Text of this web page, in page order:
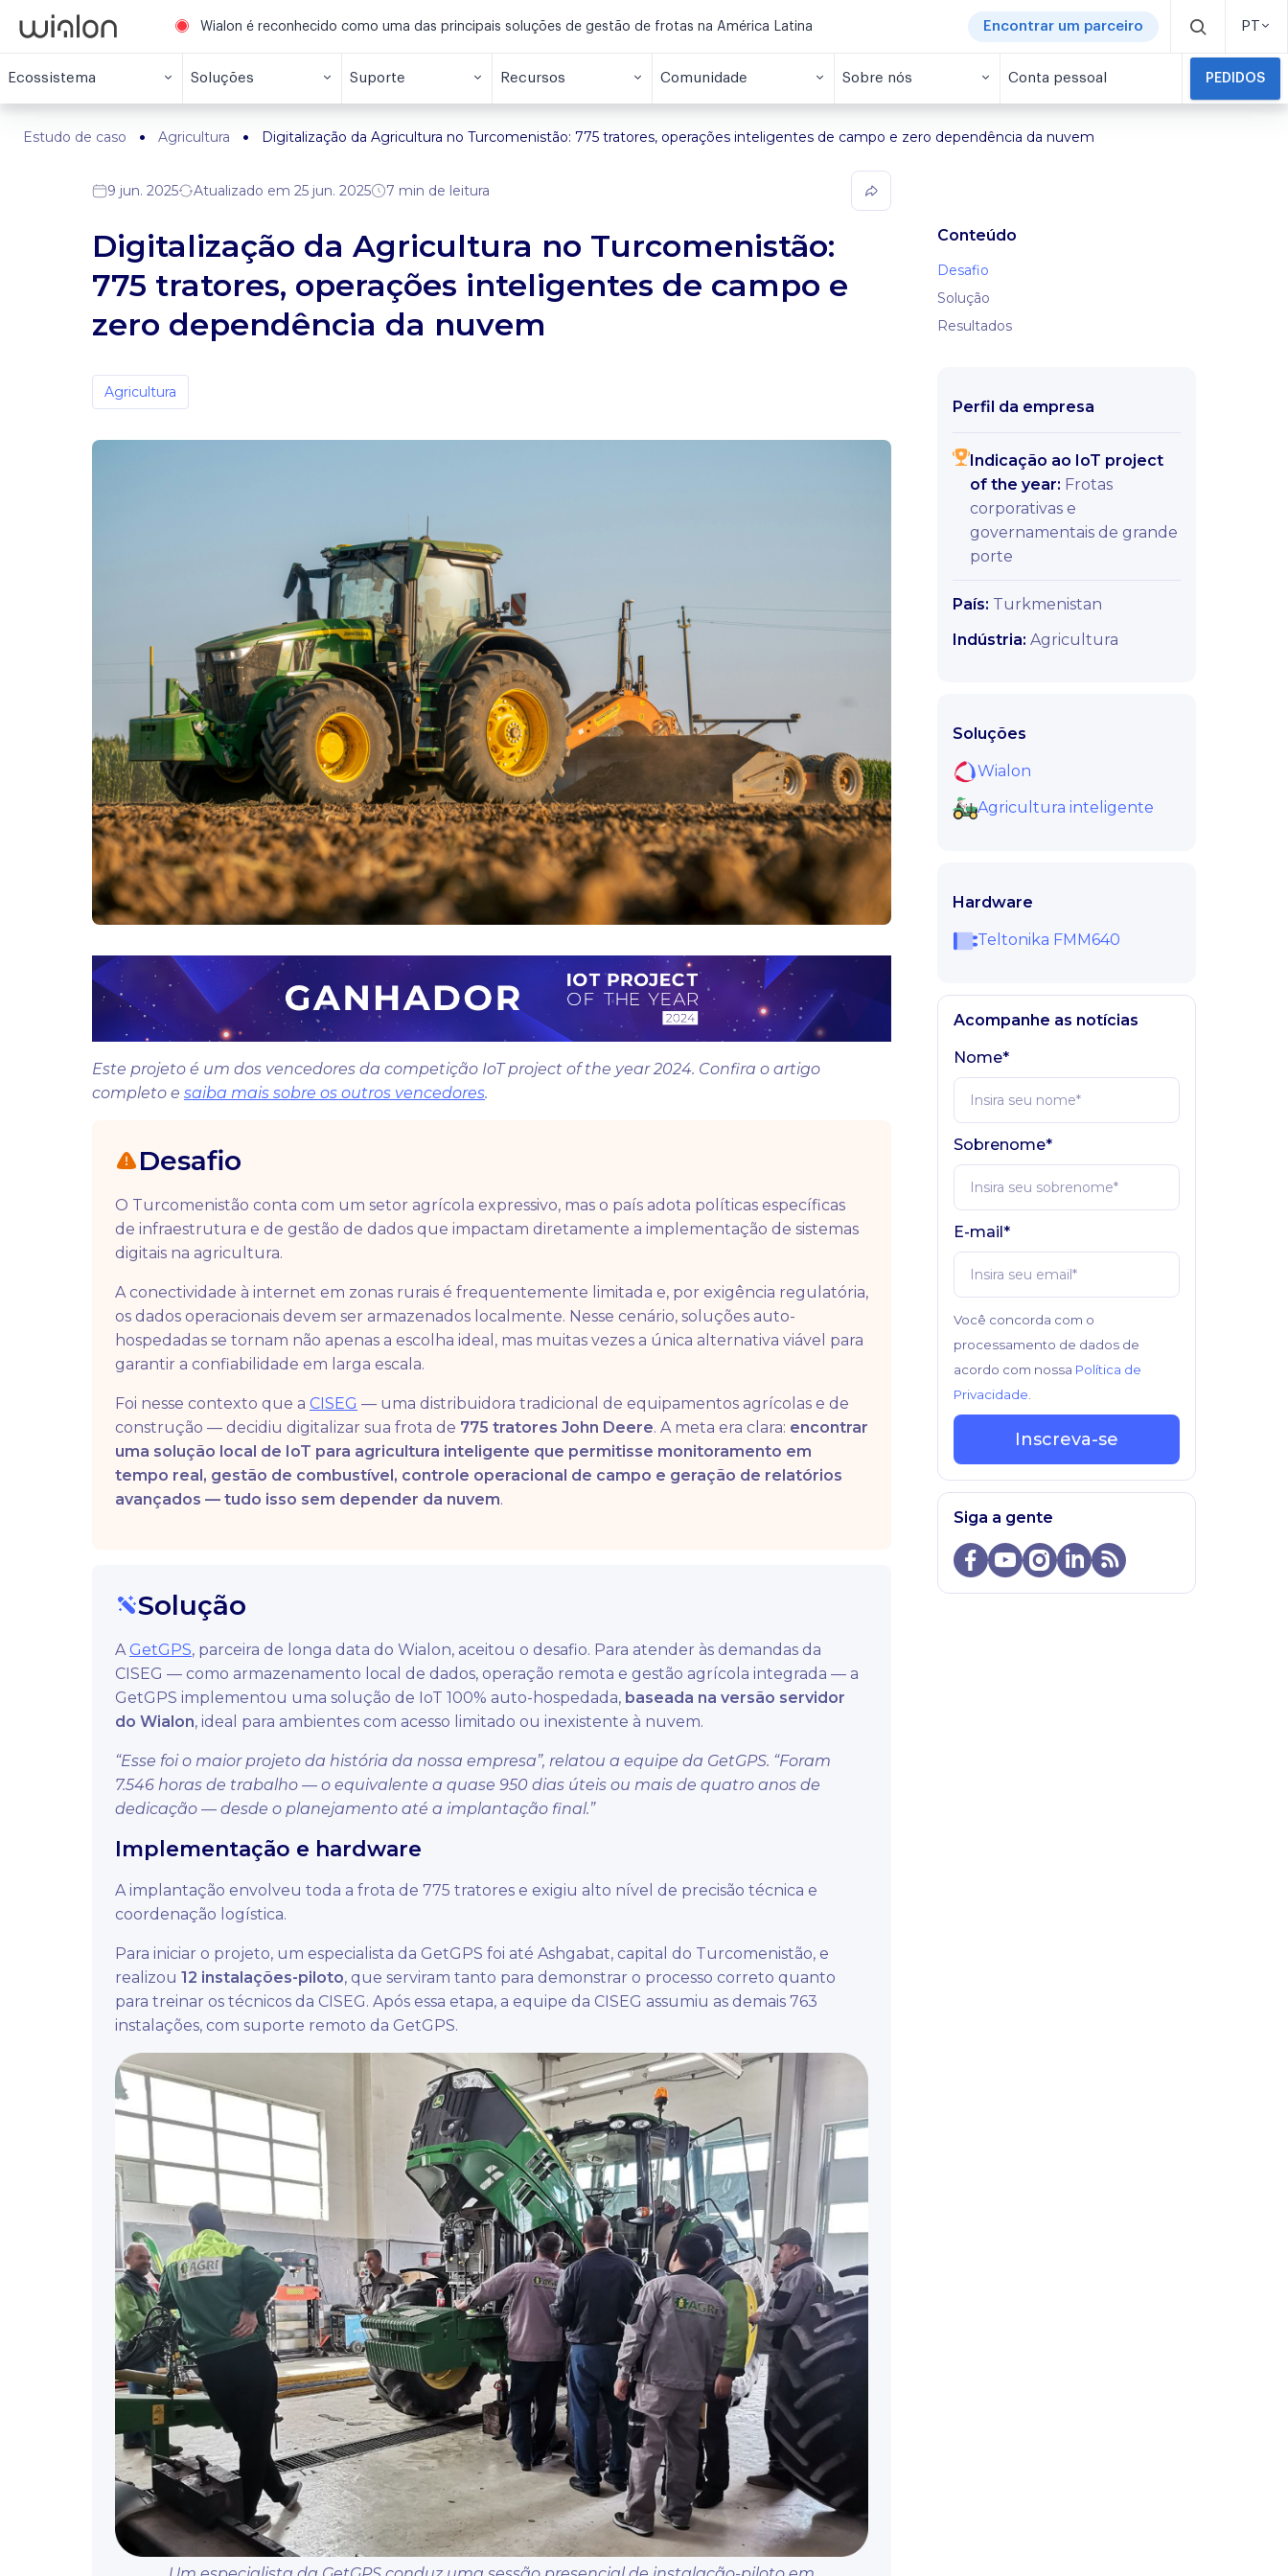
Wialon é reconhecido como uma das principais soluções de gestão de frotas na América Latina Encontrar um parceiro PT
Ecossistema Soluções Suporte Recursos Comunidade Sobre nós Conta pessoal PEDIDOS
Estudo de caso Agricultura Digitalização da Agricultura no Turcomenistão: 775 tratores, operações inteligentes de campo e zero dependência da nuvem
9 jun. 2025 Atualizado em 25 jun. 2025 7 min de leitura
Digitalização da Agricultura no Turcomenistão:
775 tratores, operações inteligentes de campo e
zero dependência da nuvem
Agricultura
Este projeto é um dos vencedores da competição IoT project of the year 2024. Confira o artigo
completo e saiba mais sobre os outros vencedores.
Desafio
O Turcomenistão conta com um setor agrícola expressivo, mas o país adota políticas específicas
de infraestrutura e de gestão de dados que impactam diretamente a implementação de sistemas
digitais na agricultura.
A conectividade à internet em zonas rurais é frequentemente limitada e, por exigência regulatória,
os dados operacionais devem ser armazenados localmente. Nesse cenário, soluções auto-
hospedadas se tornam não apenas a escolha ideal, mas muitas vezes a única alternativa viável para
garantir a confiabilidade em larga escala.
Foi nesse contexto que a CISEG — uma distribuidora tradicional de equipamentos agrícolas e de
construção — decidiu digitalizar sua frota de 775 tratores John Deere. A meta era clara: encontrar
uma solução local de IoT para agricultura inteligente que permitisse monitoramento em
tempo real, gestão de combustível, controle operacional de campo e geração de relatórios
avançados — tudo isso sem depender da nuvem.
Solução
A GetGPS, parceira de longa data do Wialon, aceitou o desafio. Para atender às demandas da
CISEG — como armazenamento local de dados, operação remota e gestão agrícola integrada — a
GetGPS implementou uma solução de IoT 100% auto-hospedada, baseada na versão servidor
do Wialon, ideal para ambientes com acesso limitado ou inexistente à nuvem.
“Esse foi o maior projeto da história da nossa empresa”, relatou a equipe da GetGPS. “Foram
7.546 horas de trabalho — o equivalente a quase 950 dias úteis ou mais de quatro anos de
dedicação — desde o planejamento até a implantação final.”
Implementação e hardware
A implantação envolveu toda a frota de 775 tratores e exigiu alto nível de precisão técnica e
coordenação logística.
Para iniciar o projeto, um especialista da GetGPS foi até Ashgabat, capital do Turcomenistão, e
realizou 1 2 instalações-piloto, que serviram tanto para demonstrar o processo correto quanto
para treinar os técnicos da CISEG. Após essa etapa, a equipe da CISEG assumiu as demais 763
instalações, com suporte remoto da GetGPS.
Conteúdo
Desafio
Solução
Resultados
Perfil da empresa
Indicação ao IoT project
of the year: Frotas
corporativas e
governamentais de grande
porte
País: Turkmenistan
Indústria: Agricultura
Soluções
Wialon
Agricultura inteligente
Hardware
Teltonika FMM640
Acompanhe as notícias
Nome*
Sobrenome*
E-mail*
Você concorda com o
processamento de dados de
acordo com nossa Política de
Privacidade
Inscreva-se
Siga a gente